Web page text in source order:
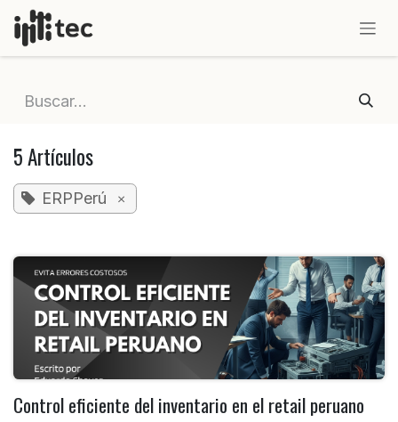
IR AL CONTENIDO
5 Artículos
ERPPerú ×
Control eficiente del inventario en el retail peruano